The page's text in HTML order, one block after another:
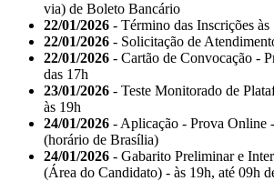
via) de Boleto Bancário
22/01/2026 - Término das Inscrições às
22/01/2026 - Solicitação de
22/01/2026 - Cartão de Convocação -
das 17h
23/01/2026 - Teste Monitorado de
às 19h
24/01/2026 - Aplicação - Prova Online
(horário de Brasília)
24/01/2026 - Gabarito Preliminar e
(Área do Candidato) - às 19h, até 09h